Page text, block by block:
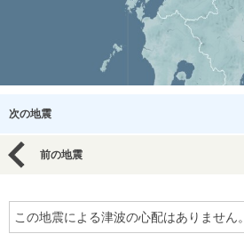
次の地震
前の地震
この地震による津波の心配はありません。